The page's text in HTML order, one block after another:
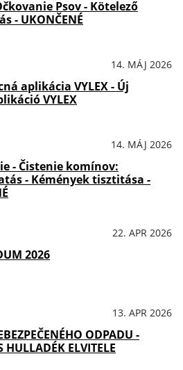
Psov - Kötelező
- UKONČENÉ
14. MÁJ 2026
aplikácia VYLEX - Új
VYLEX
14. MÁJ 2026
- Čistenie komínov:
- Kémények tisztitása -
22. APR 2026
2026
13. APR 2026
ODPADU -
HULLADÉK ELVITELE